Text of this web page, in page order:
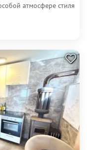
атмосфере стиля